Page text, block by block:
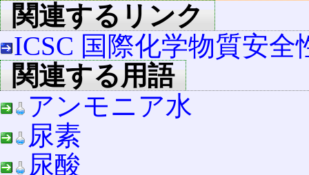
関連するリンク
ICSC 国際化学物質安全
関連する用語
アンモニア水
尿素
尿酸